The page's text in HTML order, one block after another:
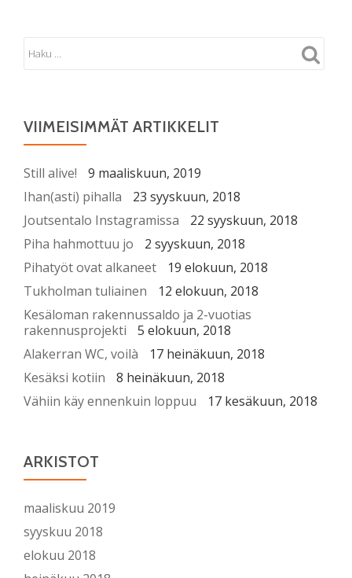
VIIMEISIMMÄT ARTIKKELIT
Still alive!
9 maaliskuun, 2019
Ihan(asti) pihalla
23 syyskuun, 2018
Joutsentalo Instagramissa
22 syyskuun, 2018
Piha hahmottuu jo
2 syyskuun, 2018
Pihatyöt ovat alkaneet
19 elokuun, 2018
Tukholman tuliainen
12 elokuun, 2018
Kesäloman rakennussaldo ja 2-vuotias
rakennusprojekti
5 elokuun, 2018
Alakerran WC, voilà
17 heinäkuun, 2018
Kesäksi kotiin
8 heinäkuun, 2018
Vähiin käy ennenkuin loppuu
17 kesäkuun, 2018
ARKISTOT
maaliskuu 2019
syyskuu 2018
elokuu 2018